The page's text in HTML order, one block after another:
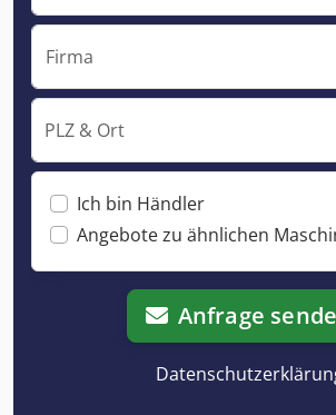
Firma
PLZ & Ort
Ich bin Händler
Angebote zu ähnlichen
Anfrage